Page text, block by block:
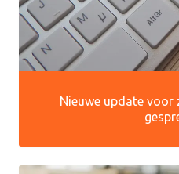
Nieuwe update voor